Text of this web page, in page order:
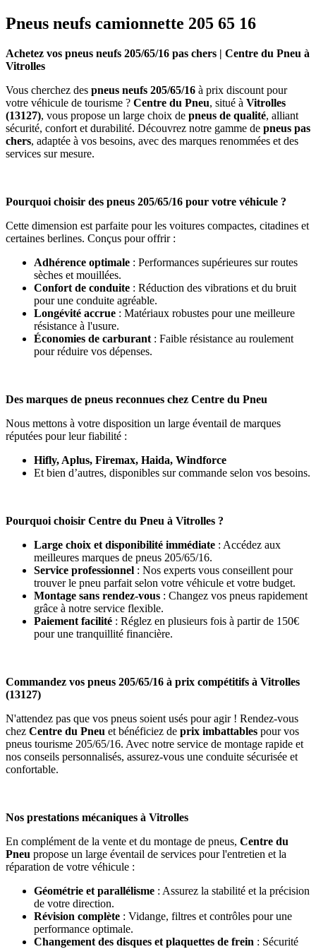
Pneus neufs camionnette 205 65 16
Achetez vos pneus neufs 205/65/16 pas chers | Centre du Pneu à
Vitrolles
Vous cherchez des pneus neufs 205/65/16 à prix discount pour
votre véhicule de tourisme ? Centre du Pneu, situé à Vitrolles
(13127), vous propose un large choix de pneus de qualité, alliant
sécurité, confort et durabilité. Découvrez notre gamme de pneus pas
chers, adaptée à vos besoins, avec des marques renommées et des
services sur mesure.
Pourquoi choisir des pneus 205/65/16 pour votre véhicule ?
Cette dimension est parfaite pour les voitures compactes, citadines et
certaines berlines. Conçus pour offrir :
Adhérence optimale : Performances supérieures sur routes
sèches et mouillées.
Confort de conduite : Réduction des vibrations et du bruit
pour une conduite agréable.
Longévité accrue : Matériaux robustes pour une meilleure
résistance à l'usure.
Économies de carburant : Faible résistance au roulement
pour réduire vos dépenses.
Des marques de pneus reconnues chez Centre du Pneu
Nous mettons à votre disposition un large éventail de marques
réputées pour leur fiabilité :
Hifly, Aplus, Firemax, Haida, Windforce
Et bien d’autres, disponibles sur commande selon vos besoins.
Pourquoi choisir Centre du Pneu à Vitrolles ?
Large choix et disponibilité immédiate : Accédez aux
meilleures marques de pneus 205/65/16.
Service professionnel : Nos experts vous conseillent pour
trouver le pneu parfait selon votre véhicule et votre budget.
Montage sans rendez-vous : Changez vos pneus rapidement
grâce à notre service flexible.
Paiement facilité : Réglez en plusieurs fois à partir de 150€
pour une tranquillité financière.
Commandez vos pneus 205/65/16 à prix compétitifs à Vitrolles
(13127)
N'attendez pas que vos pneus soient usés pour agir ! Rendez-vous
chez Centre du Pneu et bénéficiez de prix imbattables pour vos
pneus tourisme 205/65/16. Avec notre service de montage rapide et
nos conseils personnalisés, assurez-vous une conduite sécurisée et
confortable.
Nos prestations mécaniques à Vitrolles
En complément de la vente et du montage de pneus, Centre du
Pneu propose un large éventail de services pour l'entretien et la
réparation de votre véhicule :
Géométrie et parallélisme : Assurez la stabilité et la précision
de votre direction.
Révision complète : Vidange, filtres et contrôles pour une
performance optimale.
Changement des disques et plaquettes de frein : Sécurité